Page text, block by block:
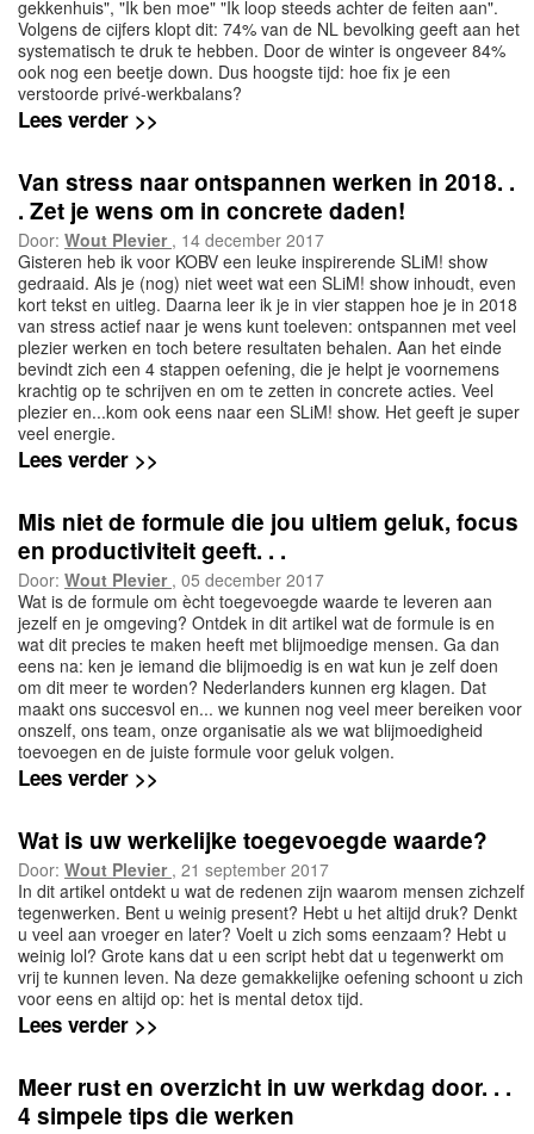
gekkenhuis", "Ik ben moe" "Ik loop steeds achter de feiten aan".
Volgens de cijfers klopt dit: 74% van de NL bevolking geeft aan het
systematisch te druk te hebben. Door de winter is ongeveer 84%
ook nog een beetje down. Dus hoogste tijd: hoe fix je een
verstoorde privé-werkbalans?
Lees verder >>
Van stress naar ontspannen werken in 2018. .
. Zet je wens om in concrete daden!
Door: Wout Plevier , 14 december 2017
Gisteren heb ik voor KOBV een leuke inspirerende SLiM! show
gedraaid. Als je (nog) niet weet wat een SLiM! show inhoudt, even
kort tekst en uitleg. Daarna leer ik je in vier stappen hoe je in 2018
van stress actief naar je wens kunt toeleven: ontspannen met veel
plezier werken en toch betere resultaten behalen. Aan het einde
bevindt zich een 4 stappen oefening, die je helpt je voornemens
krachtig op te schrijven en om te zetten in concrete acties. Veel
plezier en...kom ook eens naar een SLiM! show. Het geeft je super
veel energie.
Lees verder >>
Mis niet de formule die jou ultiem geluk, focus
en productiviteit geeft. . .
Door: Wout Plevier , 05 december 2017
Wat is de formule om ècht toegevoegde waarde te leveren aan
jezelf en je omgeving? Ontdek in dit artikel wat de formule is en
wat dit precies te maken heeft met blijmoedige mensen. Ga dan
eens na: ken je iemand die blijmoedig is en wat kun je zelf doen
om dit meer te worden? Nederlanders kunnen erg klagen. Dat
maakt ons succesvol en... we kunnen nog veel meer bereiken voor
onszelf, ons team, onze organisatie als we wat blijmoedigheid
toevoegen en de juiste formule voor geluk volgen.
Lees verder >>
Wat is uw werkelijke toegevoegde waarde?
Door: Wout Plevier , 21 september 2017
In dit artikel ontdekt u wat de redenen zijn waarom mensen zichzelf
tegenwerken. Bent u weinig present? Hebt u het altijd druk? Denkt
u veel aan vroeger en later? Voelt u zich soms eenzaam? Hebt u
weinig lol? Grote kans dat u een script hebt dat u tegenwerkt om
vrij te kunnen leven. Na deze gemakkelijke oefening schoont u zich
voor eens en altijd op: het is mental detox tijd.
Lees verder >>
Meer rust en overzicht in uw werkdag door. . .
4 simpele tips die werken